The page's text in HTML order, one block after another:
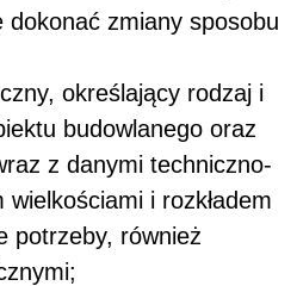
dokonać zmiany sposobu
określający rodzaj i
budowlanego oraz
z danymi techniczno-
i rozkładem
potrzeby, również